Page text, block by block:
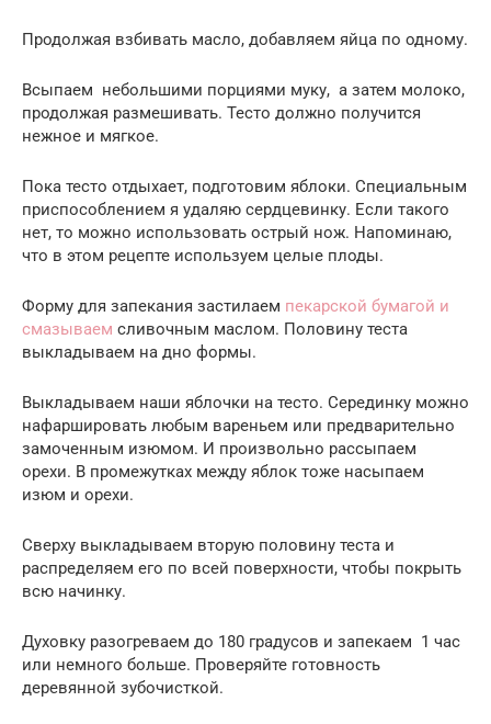
Продолжая взбивать масло, добавляем яйца по одному.
Всыпаем небольшими порциями муку, а затем молоко,
продолжая размешивать. Тесто должно получится
нежное и мягкое.
Пока тесто отдыхает, подготовим яблоки. Специальным
приспособлением я удаляю сердцевинку. Если такого
нет, то можно использовать острый нож. Напоминаю,
что в этом рецепте используем целые плоды.
Форму для запекания застилаем пекарской бумагой и
смазываем сливочным маслом. Половину теста
выкладываем на дно формы.
Выкладываем наши яблочки на тесто. Серединку можно
нафаршировать любым вареньем или предварительно
замоченным изюмом. И произвольно рассыпаем
орехи. В промежутках между яблок тоже насыпаем
изюм и орехи.
Сверху выкладываем вторую половину теста и
распределяем его по всей поверхности, чтобы покрыть
всю начинку.
Духовку разогреваем до 180 градусов и запекаем 1 час
или немного больше. Проверяйте готовность
деревянной зубочисткой.